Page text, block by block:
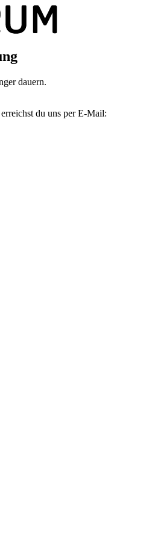
dauern.
du uns per E-Mail: